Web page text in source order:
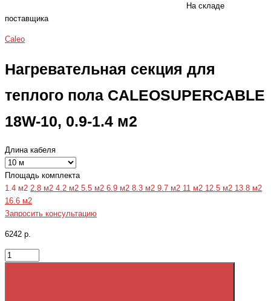
На складе
поставщика
Caleo
Нагревательная секция для
теплого пола CALEOSUPERCABLE
18W-10, 0.9-1.4 м2
Длина кабеля
Площадь комплекта
1.4 м2 2.8 м2 4.2 м2 5.5 м2 6.9 м2 8.3 м2 9.7 м2 11 м2 12.5 м2 13.8 м2
16.6 м2
Запросить консультацию
6242 р.